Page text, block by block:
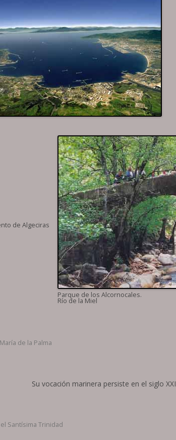
de Algeciras
Parque de los Alcornocales.
Río de la Miel
de la Palma
Su vocación marinera persiste en el siglo XXI
Santísima Trinidad